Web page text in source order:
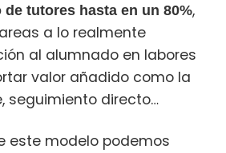
tutores hasta en un 80%,
a lo realmente
al alumnado en labores
valor añadido como la
seguimiento directo…
este modelo podemos